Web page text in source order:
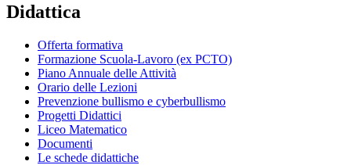
Didattica
Offerta formativa
Formazione Scuola-Lavoro (ex PCTO)
Piano Annuale delle Attività
Orario delle Lezioni
Prevenzione bullismo e cyberbullismo
Progetti Didattici
Liceo Matematico
Documenti
Le schede didattiche